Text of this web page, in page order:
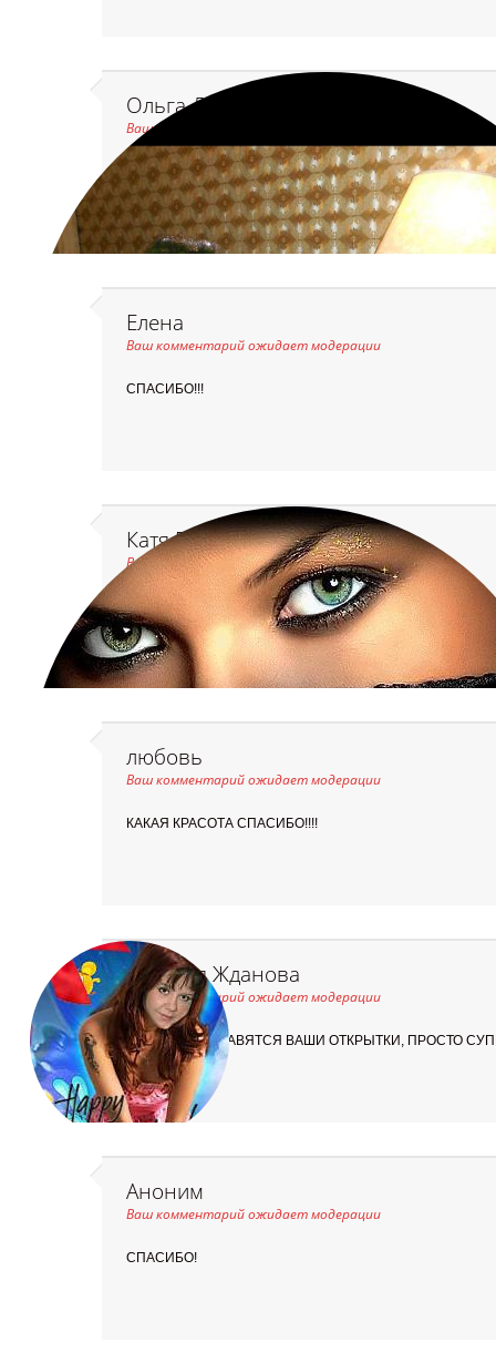
Ольга Дорохова (Щербатюк)
Ваш комментарий ожидает модерации
КРАСОТА! БОЛЬШОЕ СПАСИБО!
Елена
Ваш комментарий ожидает модерации
СПАСИБО!!!
Катя Болгару (Видинжо)
Ваш комментарий ожидает модерации
спасибо за красивые открытки
любовь
Ваш комментарий ожидает модерации
КАКАЯ КРАСОТА СПАСИБО!!!!
Наталья Жданова
Ваш комментарий ожидает модерации
МНЕ ОЧЕНЬ НРАВЯТСЯ ВАШИ ОТКРЫТКИ, ПРОСТО
Аноним
Ваш комментарий ожидает модерации
СПАСИБО!